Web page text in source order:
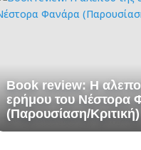
Book review: Η
ερήμου του Νέστορα
(Παρουσίαση/Κριτική)